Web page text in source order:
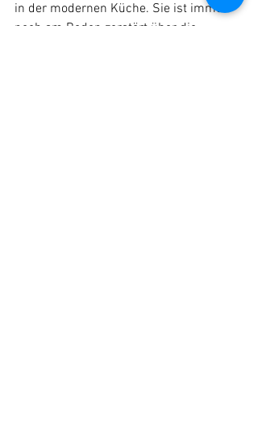
in der modernen Küche. Sie ist immer
noch am Boden zerstört über die